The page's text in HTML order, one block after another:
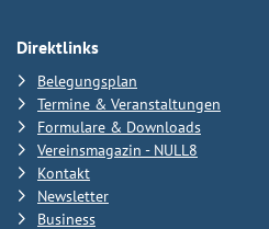
Direktlinks
Belegungsplan
Termine & Veranstaltungen
Formulare & Downloads
Vereinsmagazin - NULL8
Kontakt
Newsletter
Business